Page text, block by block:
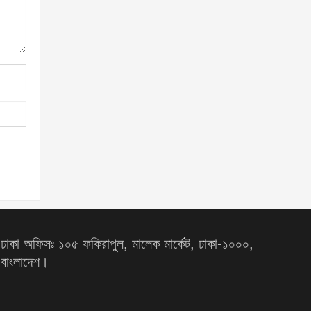
ঢাকা অফিসঃ ১০৫ ফকিরাপুল, মালেক মার্কেট, ঢাকা-১০০০,
বাংলাদেশ।